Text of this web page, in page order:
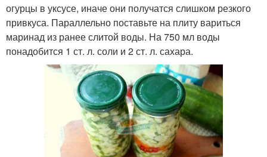
огурцы в уксусе, иначе они получатся слишком резкого
привкуса. Параллельно поставьте на плиту вариться
маринад из ранее слитой воды. На 750 мл воды
понадобится 1 ст. л. соли и 2 ст. л. сахара.